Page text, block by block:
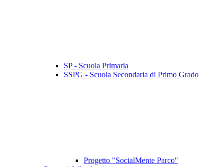
SP - Scuola Primaria
SSPG - Scuola Secondaria di Primo Grado
Progetto "SocialMente Parco"